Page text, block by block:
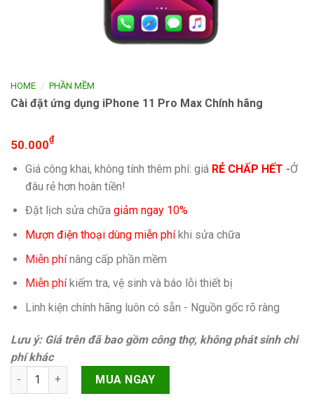
HOME / PHẦN MỀM
Cài đặt ứng dụng iPhone 11 Pro Max Chính hãng
50.000₫
Giá công khai, không tính thêm phí: giá RẺ CHẤP HẾT -Ở
đâu rẻ hơn hoàn tiền!
Đặt lịch sửa chữa giảm ngay 10%
Mượn điện thoại dùng miễn phíkhi sửa chữa
Miễn phínâng cấp phần mềm
Miễn phíkiếm tra, vệ sinh và báo lỗi thiết bị
Linh kiện chính hãng luôn có sẵn - Nguồn gốc rõ ràng
Lưu ý: Giá trên đã bao gồm công thợ, không phát sinh chi
phí khác
Cài đặt ứng dụng iPhone 11 Pro Max Chính hãng quantity
MUA NGAY